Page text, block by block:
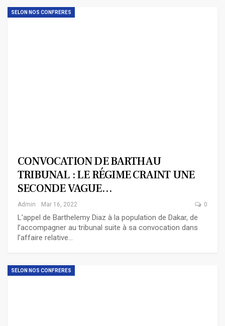
SELON NOS CONFRERES
CONVOCATION DE BARTH AU
TRIBUNAL : LE RÉGIME CRAINT UNE
SECONDE VAGUE…
Admin Mar 16, 2022 0
L’appel de Barthelemy Diaz à la population de Dakar, de
l’accompagner au tribunal suite à sa convocation dans
l’affaire relative…
SELON NOS CONFRERES